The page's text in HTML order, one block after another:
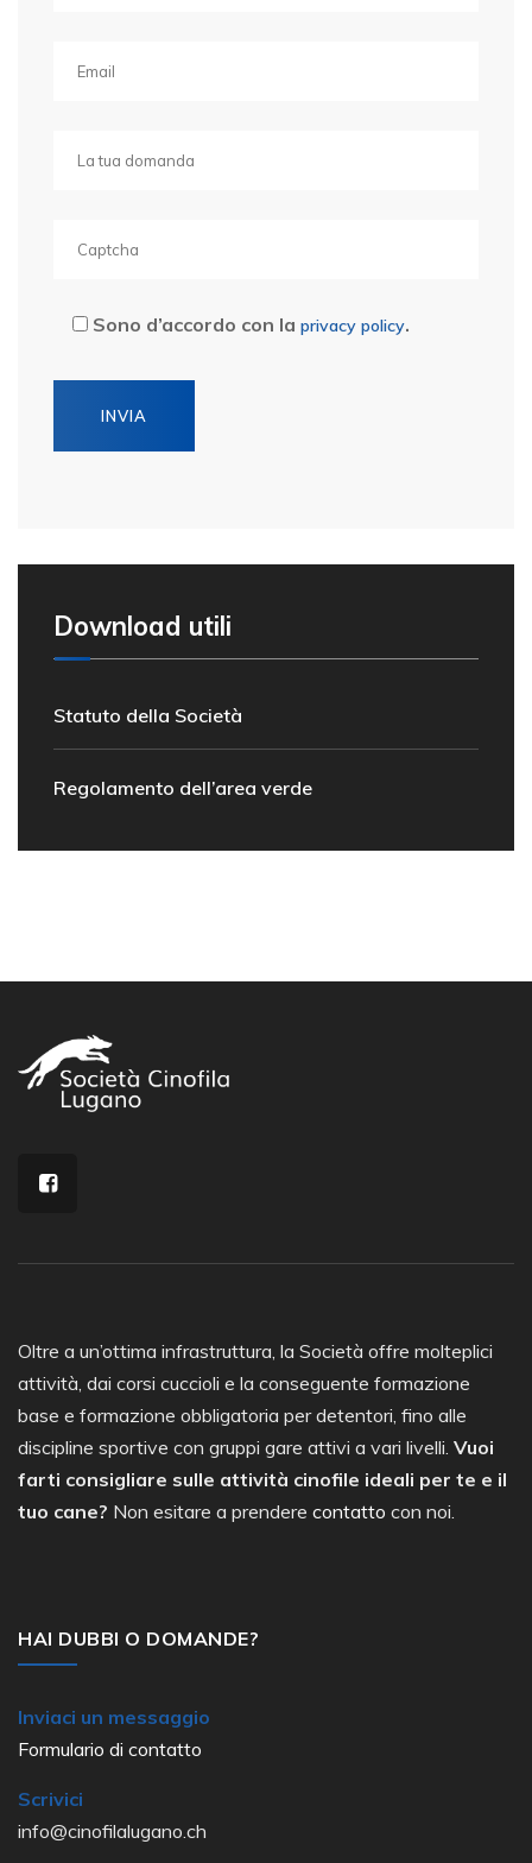
Sono d’accordo con la privacy policy.
Download utili
Statuto della Società
Regolamento dell’area verde
Oltre a un’ottima infrastruttura, la Società offre molteplici
attività, dai corsi cuccioli e la conseguente formazione
base e formazione obbligatoria per detentori, fino alle
discipline sportive con gruppi gare attivi a vari livelli. Vuoi
farti consigliare sulle attività cinofile ideali per te e il
tuo cane? Non esitare a prendere contatto con noi.
HAI DUBBI O DOMANDE?
Inviaci un messaggio
Formulario di contatto
Scrivici
info@cinofilalugano.ch